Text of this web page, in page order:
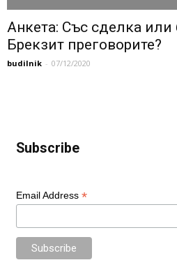
Анкета: Със сделка
Брекзит преговорите?
budilnik - 07/12/2020
Subscribe
Email Address *